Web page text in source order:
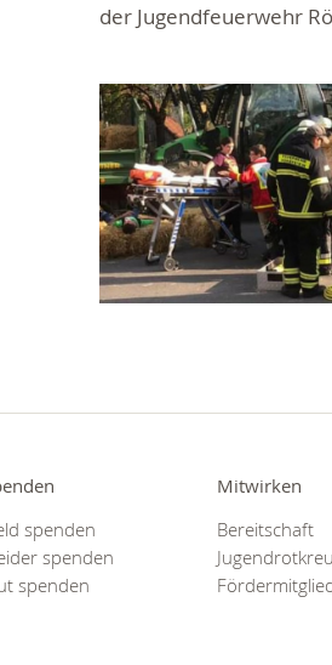
der Jugendfeuerwehr
spenden
spenden
spenden
Mitwirken
Bereitschaft